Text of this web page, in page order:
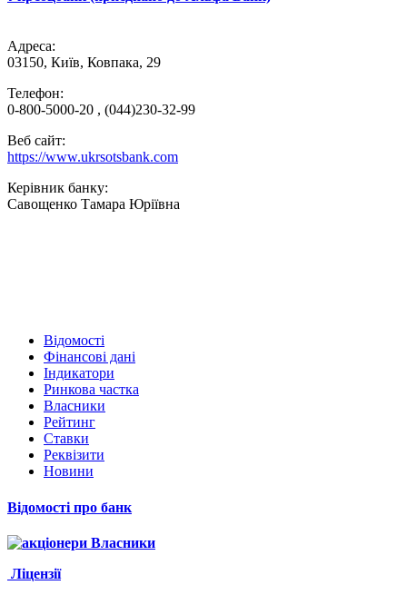
Адреса:
03150, Київ, Ковпака, 29
Телефон:
0-800-5000-20 , (044)230-32-99
Веб сайт:
https://www.ukrsotsbank.com
Керівник банку:
Савощенко Тамара Юріївна
Відомості
Фінансові дані
Індикатори
Ринкова частка
Власники
Рейтинг
Ставки
Реквізити
Новини
Відомості про банк
Власники
Ліцензії